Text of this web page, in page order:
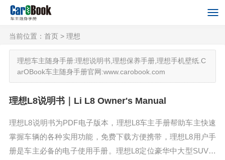
当前位置： 首页 > 理想
理想车主随身手册:理想说明书,理想保养手册,理想手机壁纸.C
arOBook车主随身手册官网:www.carobook.com
理想L8说明书｜Li L8 Owner's Manual
理想L8说明书为PDF电子版本，理想L8车主手册帮助车主快速
掌握车辆的各种实用功能，免费下载方便携带，理想L8用户手
册是车主必备的电子使用手册。理想L8定位豪华中大型SUV，